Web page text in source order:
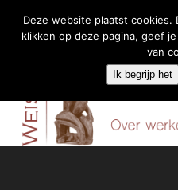
Deze website plaatst
klikken op deze pagina, geef
van
Ik begrijp het